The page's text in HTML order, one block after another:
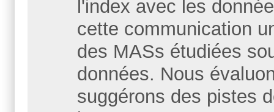
l'index avec les
cette communication
des MASs étudiées
données. Nous
suggérons des pistes